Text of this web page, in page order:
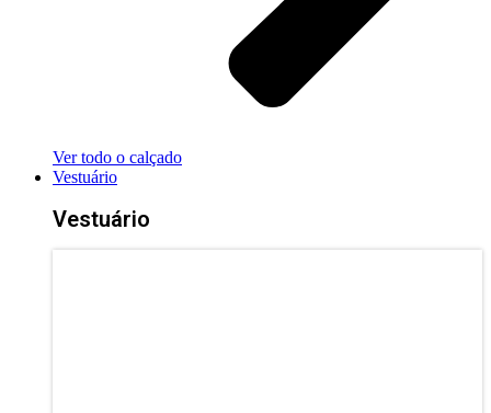
Ver todo o calçado
Vestuário
Vestuário